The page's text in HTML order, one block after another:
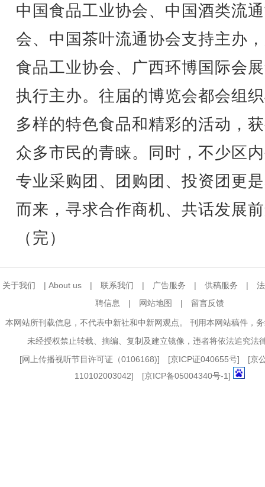
中国食品工业协会、中国酒类流
会、中国茶叶流通协会支持主办
食品工业协会、广西环博国际会
执行主办。往届的博览会都会组
多样的特色食品和精彩的活动，
众多市民的青睐。同时，不少区
专业采购团、团购团、投资团更
而来，寻求合作商机、共话发展
（完）
关于我们 | About us | 联系我们 | 广告服务 | 供稿服务 |
聘信息
| 网站地图 | 留言反馈
本网站所刊载信息，不代表中新社和中新网观点。 刊用本网站稿件，
未经授权禁止转载、摘编、复制及建立镜像，违者将依法追究法
[网上传播视听节目许可证（0106168)] [京ICP证040655号] [京
110102003042] [京ICP备05004340号-1]